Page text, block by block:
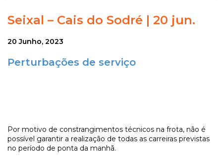
Seixal – Cais do Sodré | 20 jun.
20 Junho, 2023
Perturbações de serviço
Por motivo de constrangimentos técnicos na frota, não é
possível garantir a realização de todas as carreiras previstas
no período de ponta da manhã.